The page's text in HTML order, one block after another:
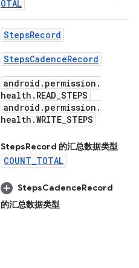
OTAL
StepsRecord
StepsCadenceRecord
android . permission .
health . READ_STEPS
android . permission .
health .WRITE_STEPS
StepsRecord 的汇总数据类型
COUNT_TOTAL
StepsCadenceRecord
的汇总数据类型